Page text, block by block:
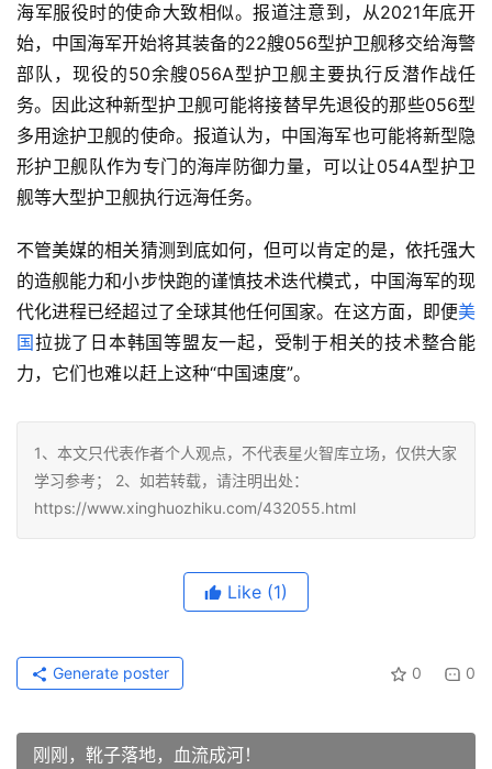
海军服役时的使命大致相似。报道注意到，从2021年底开
始，中国海军开始将其装备的22艘056型护卫舰移交给海警
部队，现役的50余艘056A型护卫舰主要执行反潜作战任
务。因此这种新型护卫舰可能将接替早先退役的那些056型
多用途护卫舰的使命。报道认为，中国海军也可能将新型隐
形护卫舰队作为专门的海岸防御力量，可以让054A型护卫
舰等大型护卫舰执行远海任务。
不管美媒的相关猜测到底如何，但可以肯定的是，依托强大
的造舰能力和小步快跑的谨慎技术迭代模式，中国海军的现
代化进程已经超过了全球其他任何国家。在这方面，即便美
国拉拢了日本韩国等盟友一起，受制于相关的技术整合能
力，它们也难以赶上这种“中国速度”。
1、本文只代表作者个人观点，不代表星火智库立场，仅供大家
学习参考； 2、如若转载，请注明出处：
https://www.xinghuozhiku.com/432055.html
Like (1)
0 0
Generate poster
刚刚，靴子落地，血流成河！